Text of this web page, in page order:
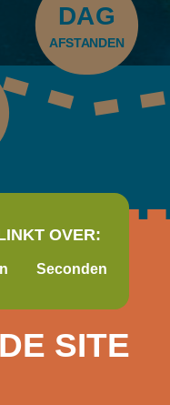
DAG
AFSTANDEN
OVER:
Seconden
SITE